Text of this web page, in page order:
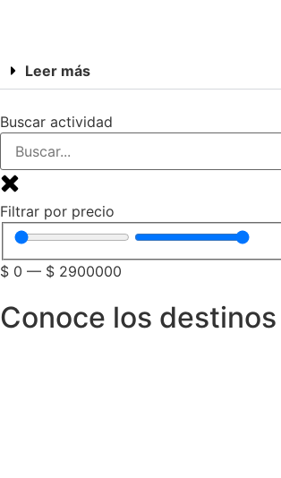
Leer más
Buscar actividad
Filtrar por precio
$ 0 — $ 2900000
Conoce los